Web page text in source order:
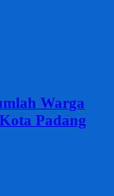
Warga
Padang